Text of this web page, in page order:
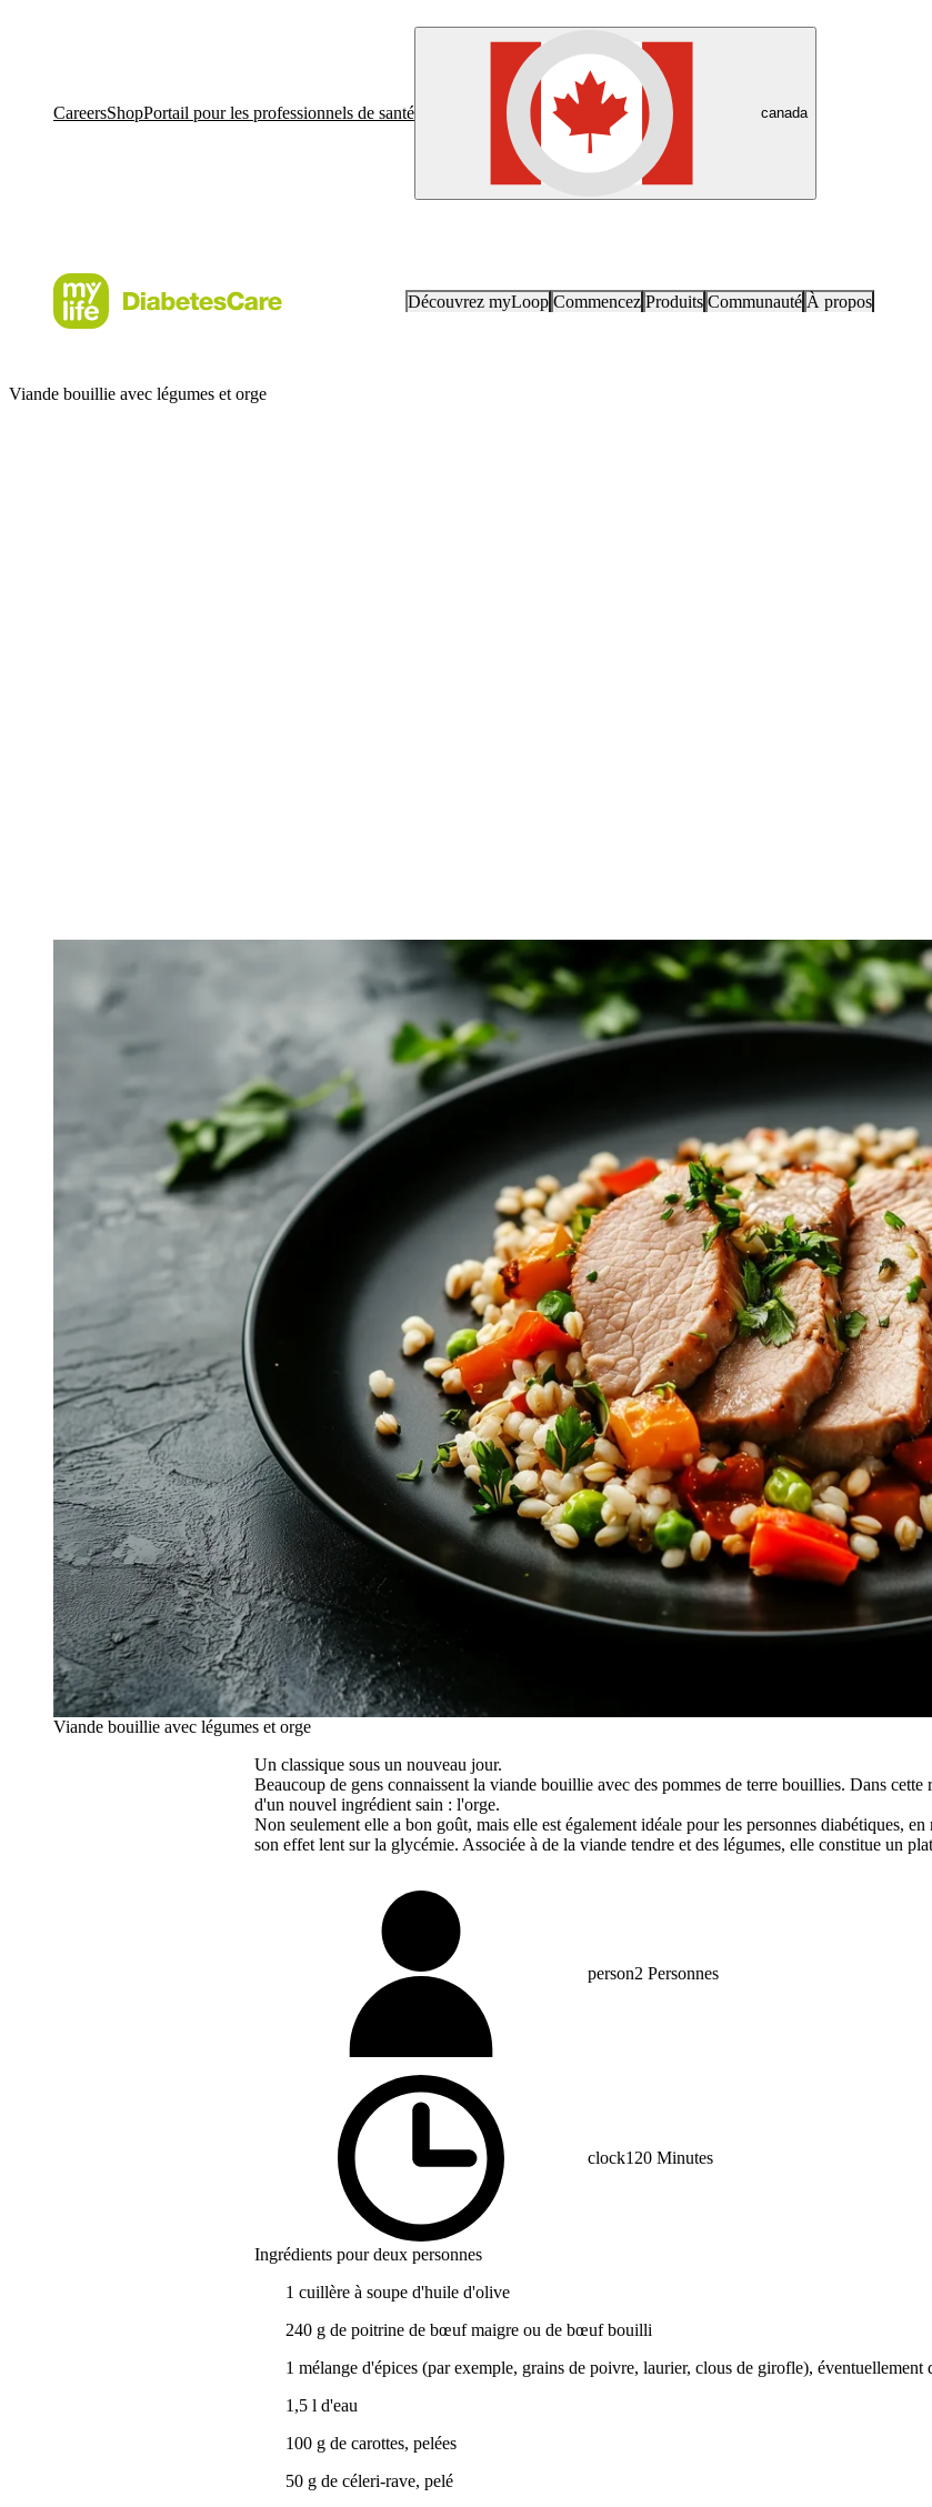
CareersShopPortail pour les professionnels de santé canada
Découvrez myLoop Commencez Produits Communauté À propos
Viande bouillie avec légumes et orge
Viande bouillie avec légumes et orge
Un classique sous un nouveau jour.
Beaucoup de gens connaissent la viande bouillie avec des pommes de terre bouillies. Dans cette
d'un nouvel ingrédient sain : l'orge.
Non seulement elle a bon goût, mais elle est également idéale pour les personnes diabétiques,
son effet lent sur la glycémie. Associée à de la viande tendre et des légumes, elle constitue un
person2 Personnes
clock120 Minutes
Ingrédients pour deux personnes
1 cuillère à soupe d'huile d'olive
240 g de poitrine de bœuf maigre ou de bœuf bouilli
1 mélange d'épices (par exemple, grains de poivre, laurier, clous de girofle), éventuellement
1,5 l d'eau
100 g de carottes, pelées
50 g de céleri-rave, pelé